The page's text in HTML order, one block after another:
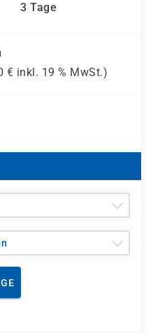
3 Tage
€ inkl. 19 % MwSt.)